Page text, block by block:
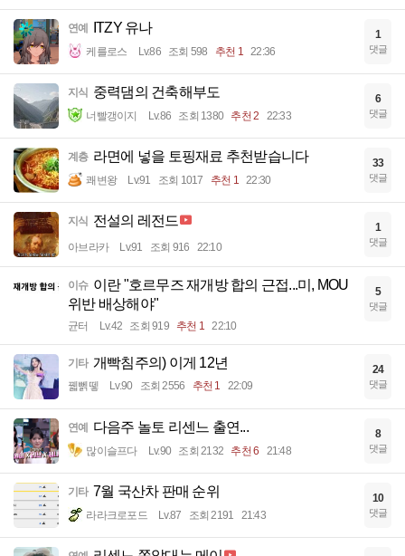
연예 ITZY 유나
케를로스 Lv.86 조회 598 추천 1 22:36
1
댓글
지식 중력댐의 건축해부도
너빨갱이지 Lv.86 조회 1380 추천 2 22:33
6
댓글
계층 라면에 넣을 토핑재료 추천받습니다
쾌변왕 Lv.91 조회 1017 추천 1 22:30
33
댓글
지식 전설의 레전드
아브라카 Lv.91 조회 916 22:10
1
댓글
이슈 이란 "호르무즈 재개방 합의 근접...미, MOU
위반 배상해야"
균터 Lv.42 조회 919 추천 1 22:10
5
댓글
기타 개빡침주의) 이게 12년
꿻뻵뗗 Lv.90 조회 2556 추천 1 22:09
24
댓글
연예 다음주 놀토 리센느 출연...
많이슬프다 Lv.90 조회 2132 추천 6 21:48
8
댓글
기타 7월 국산차 판매 순위
라라크로포드 Lv.87 조회 2191 21:43
10
댓글